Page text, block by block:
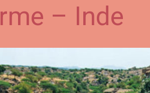
– Inde